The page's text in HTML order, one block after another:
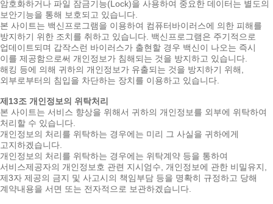
암호화하거나 파일 잠금기능(Lock)을 사용하여 중요한 데이터는 별도의
보안기능을 통해 보호되고 있습니다.
본 사이트는 백신프로그램을 이용하여 컴퓨터바이러스에 의한 피해를
방지하기 위한 조치를 취하고 있습니다. 백신프로그램은 주기적으로
업데이트되며 갑작스런 바이러스가 출현할 경우 백신이 나오는 즉시
이를 제공함으로써 개인정보가 침해되는 것을 방지하고 있습니다.
해킹 등에 의해 귀하의 개인정보가 유출되는 것을 방지하기 위해,
외부로부터의 침입을 차단하는 장치를 이용하고 있습니다.
제13조 개인정보의 위탁처리
본 사이트는 서비스 향상을 위해서 귀하의 개인정보를 외부에 위탁하여
처리할 수 있습니다.
개인정보의 처리를 위탁하는 경우에는 미리 그 사실을 귀하에게
고지하겠습니다.
개인정보의 처리를 위탁하는 경우에는 위탁계약 등을 통하여
서비스제공자의 개인정보호 관련 지시엄수, 개인정보에 관한 비밀유지,
제3자 제공의 금지 및 사고시의 책임부담 등을 명확히 규정하고 당해
계약내용을 서면 또는 전자적으로 보관하겠습니다.